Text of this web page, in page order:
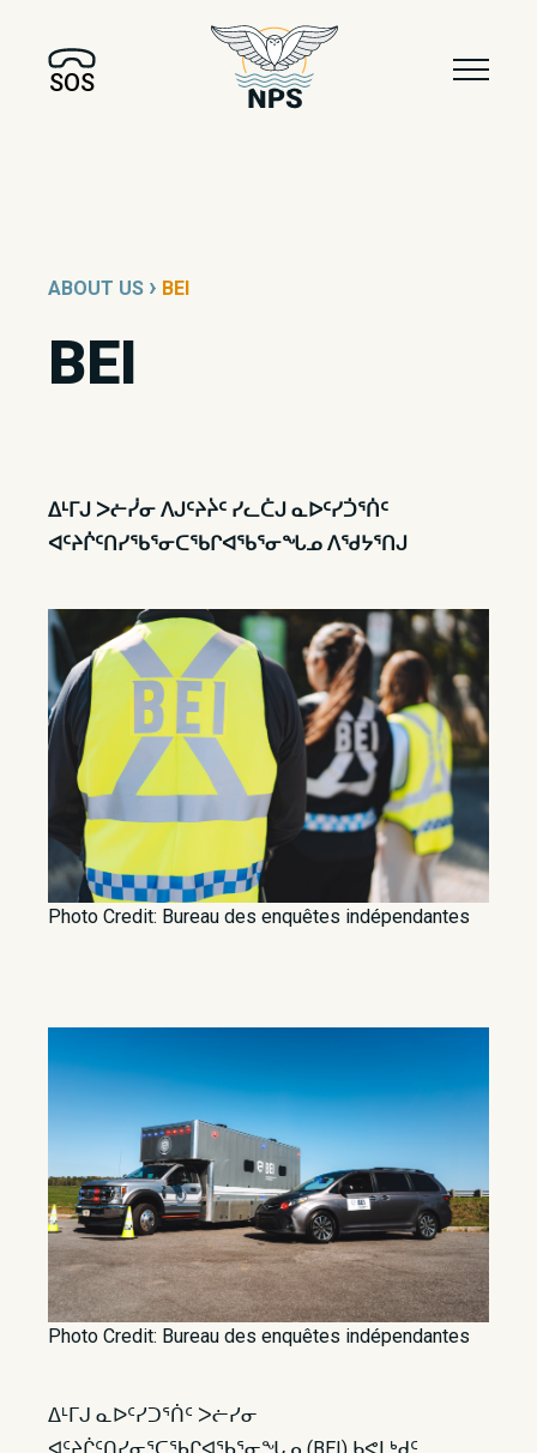
SOS
ABOUT US › BEI
BEI
ᐃᒻᒥᒍ ᐳᓖᓰᓂ ᐱᒍᑦᔨᔩᑦ ᓯᓚᑖᒍ ᓇᐅᑦᓯᑑᕐᑏᑦ
ᐊᑦᔨᒌᑦᑎᓯᖃᕐᓂᑕᖃᒋᐊᖃᕐᓂᖓᓄ ᐱᖁᔭᕐᑎᒍ
Photo Credit: Bureau des enquêtes indépendantes
Photo Credit: Bureau des enquêtes indépendantes
ᐃᒻᒥᒍ ᓇᐅᑦᓯᑐᕐᑏᑦ ᐳᓖᓯᓂ